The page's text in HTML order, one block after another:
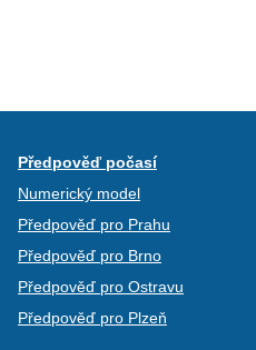
Předpověď počasí
Numerický model
Předpověď pro Prahu
Předpověď pro Brno
Předpověď pro Ostravu
Předpověď pro Plzeň